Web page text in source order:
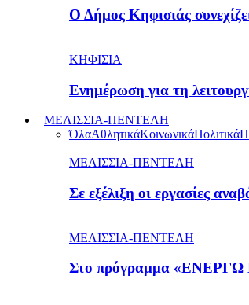
Ο Δήμος Κηφισιάς
ΚΗΦΙΣΙΑ
Ενημέρωση για τη
ΜΕΛΙΣΣΙΑ-ΠΕΝΤΕΛΗ
ΌλαΑθλητικάΚοινωνικάΠολιτικά
ΜΕΛΙΣΣΙΑ-ΠΕΝΤΕΛΗ
Σε εξέλιξη οι εργασίες
ΜΕΛΙΣΣΙΑ-ΠΕΝΤΕΛΗ
Στο πρόγραμμα «ΕΝΕΡΓΩ